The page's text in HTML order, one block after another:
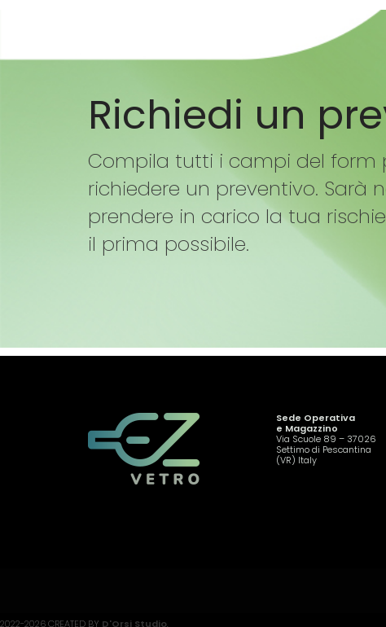
Richiedi un
Compila tutti i campi del form
richiedere un preventivo. Sarà
prendere in carico la tua
il prima possibile.
Sede Operativa
e Magazzino
Via Scuole 89 – 37026
Settimo di Pescantina
(VR) Italy
2022-2026 CREATED BY D'Orsi Studio.